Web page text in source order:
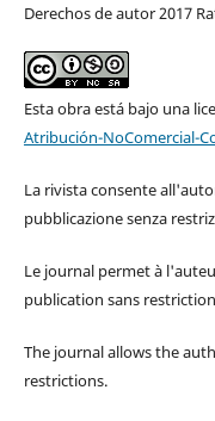
Derechos de autor 2017
Esta obra está bajo una
Atribución-NoComercial-
La rivista consente
pubblicazione senza
Le journal permet à
publication sans
The journal allows the
restrictions.